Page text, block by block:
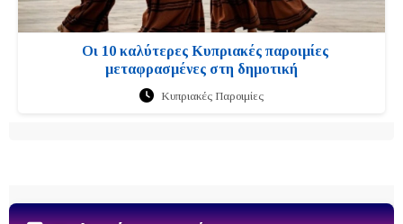
Οι 10 καλύτερες Κυπριακές παροιμίες
μεταφρασμένες στη δημοτική
Κυπριακές Παροιμίες